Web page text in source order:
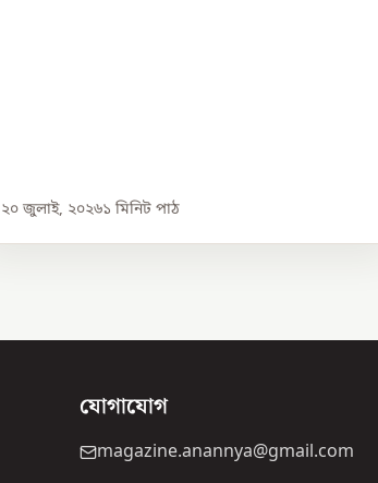
২০ জুলাই, ২০২৬১ মিনিট পাঠ
যোগাযোগ
magazine.anannya@gmail.com